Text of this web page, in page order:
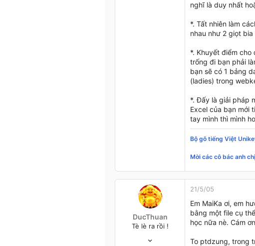
nghĩ là duy nhất
*. Tất nhiên làm
nhau như 2 giọt
*. Khuyết điểm
trống đi bạn phải
bạn sẽ có 1 bảng
(ladies) trong
*. Đấy là giải pháp
Excel của bạn mới
tay mình thì mình
Bộ gõ tiếng Việt
Mời các cô bác anh
DucThuan
Tè lè ra rồi !
21/5/05
Em MaiKa ơi, em
bằng một file cụ
học nữa nè. Cám
To ptdzung, trong